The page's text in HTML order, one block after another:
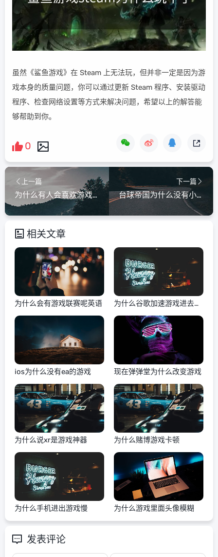
虽然《鲨鱼游戏》在 Steam 上无法玩，但并非一定是因为游
戏本身的质量问题，你可以通过更新 Steam 程序、安装驱动
程序、检查网络设置等方式来解决问题，希望以上的解答能
够帮助到你。
0
上一篇
为什么有人会喜欢游戏人物
下一篇
台球帝国为什么没有小游戏
相关文章
为什么会有游戏联赛呢英语
为什么谷歌加速游戏进去黑
屏
ios为什么没有ea的游戏 现在弹弹堂为什么改变游戏
为什么说xr是游戏神器 为什么赌博游戏卡顿
为什么手机进出游戏慢 为什么游戏里面头像模糊
发表评论